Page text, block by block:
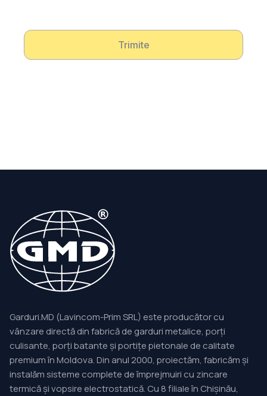
Trimite
Garduri.MD (Lavincom-Prim SRL) este producător cu
vânzare directă din fabrică de garduri metalice, porți
culisante, porți batante și portițe pietonale de calitate
premium în Moldova. Din anul 2000, proiectăm, fabricăm și
instalăm sisteme complete de împrejmuiri cu zincare
termică și vopsire electrostatică. Cu 8 filiale în Chișinău,